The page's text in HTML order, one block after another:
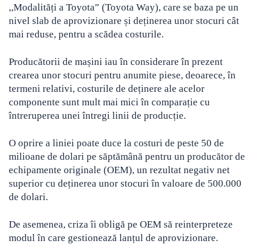
,,Modalități a Toyota” (Toyota Way), care se baza pe un
nivel slab de aprovizionare și deținerea unor stocuri cât
mai reduse, pentru a scădea costurile.
Producătorii de mașini iau în considerare în prezent
crearea unor stocuri pentru anumite piese, deoarece, în
termeni relativi, costurile de deținere ale acelor
componente sunt mult mai mici în comparație cu
întreruperea unei întregi linii de producție.
O oprire a liniei poate duce la costuri de peste 50 de
milioane de dolari pe săptămână pentru un producător de
echipamente originale (OEM), un rezultat negativ net
superior cu deținerea unor stocuri în valoare de 500.000
de dolari.
De asemenea, criza îi obligă pe OEM să reinterpreteze
modul în care gestionează lanțul de aprovizionare.